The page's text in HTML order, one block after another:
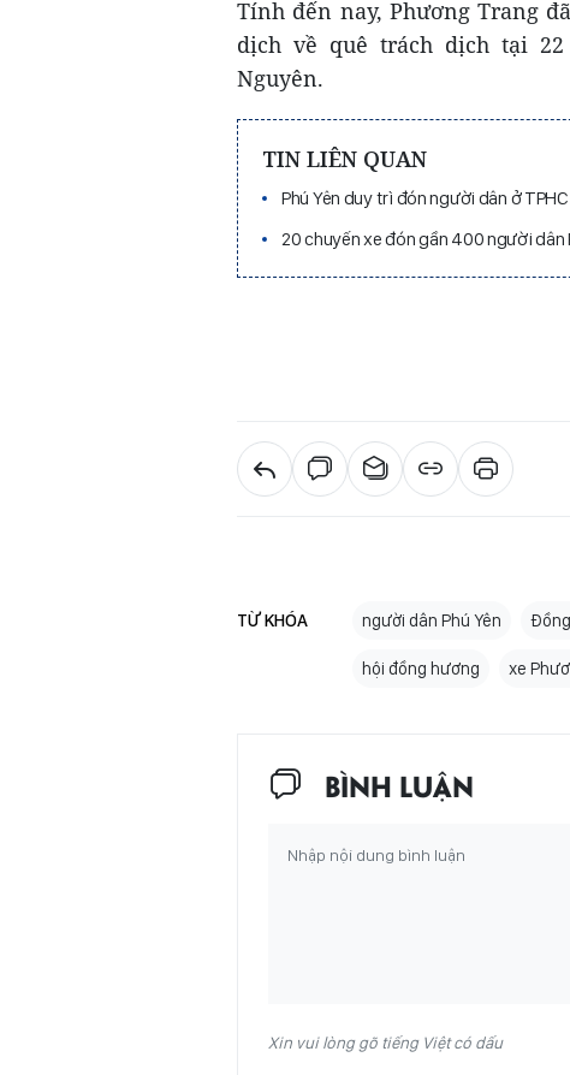
Tính đến nay, Phương Trang
dịch về quê trách dịch tại
Nguyên.
TIN LIÊN QUAN
Phú Yên duy trì đón người dân ở
20 chuyến xe đón gần 400 người dân
TỪ KHÓA người dân Phú Yên
hội đồng hương xe
BÌNH LUẬN
Xin vui lòng gõ tiếng Việt có dấu